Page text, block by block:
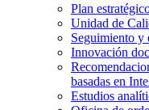
Plan
Unidad de
Seguimiento y
Innovación
basadas en
Estudios